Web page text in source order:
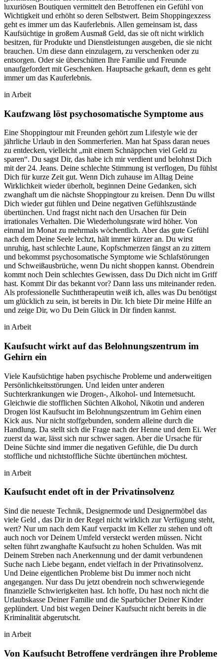
luxuriösen Boutiquen vermittelt den Betroffenen ein Gefühl von
Wichtigkeit und erhöht so deren Selbstwert. Beim Shoppingexzess
geht es immer um das Kauferlebnis. Allen gemeinsam ist, dass
Kaufsüchtige in großem Ausmaß Geld, das sie oft nicht wirklich
besitzen, für Produkte und Dienstleistungen ausgeben, die sie nicht
brauchen. Um diese dann einzulagern, zu verschenken oder zu
entsorgen. Oder sie überschütten Ihre Familie und Freunde
unaufgefordert mit Geschenken. Hauptsache gekauft, denn es geht
immer um das Kauferlebnis.
in Arbeit
Kaufzwang löst psychosomatische Symptome aus
Eine Shoppingtour mit Freunden gehört zum Lifestyle wie der
jährliche Urlaub in den Sommerferien. Man hat Spass daran neues
zu entdecken, vielleicht „mit einem Schnäppchen viel Geld zu
sparen“. Du sagst Dir, das habe ich mir verdient und belohnst Dich
mit der 24. Jeans. Deine schlechte Stimmung ist verflogen, Du fühlst
Dich für kurze Zeit gut. Wenn Dich zuhause im Alltag Deine
Wirklichkeit wieder überholt, beginnen Deine Gedanken, sich
zwanghaft um die nächste Shoppingtour zu kreisen. Denn Du willst
Dich wieder gut fühlen und Deine negativen Gefühlszustände
übertünchen. Und fragst nicht nach den Ursachen für Dein
irrationales Verhalten. Die Wiederholungsrate wird höher. Von
einmal im Monat zu mehrmals wöchentlich. Aber das gute Gefühl
nach dem Deine Seele lechzt, hält immer kürzer an. Du wirst
unruhig, hast schlechte Laune, Kopfschmerzen fängst an zu zittern
und bekommst psychosomatische Symptome wie Schlafstörungen
und Schweißausbrüche, wenn Du nicht shoppen kannst. Obendrein
kommt noch Dein schlechtes Gewissen, dass Du Dich nicht im Griff
hast. Kommt Dir das bekannt vor? Dann lass uns miteinander reden.
Als professionelle Suchttherapeutin weiß ich, alles was Du benötigst
um glücklich zu sein, ist bereits in Dir. Ich biete Dir meine Hilfe an
und zeige Dir, wo Du Dein Glück in Dir finden kannst.
in Arbeit
Kaufsucht wirkt auf das Belohnungszentrum im
Gehirn ein
Viele Kaufsüchtige haben psychische Probleme und anderweitigen
Persönlichkeitsstörungen. Und leiden unter anderen
Suchterkrankungen wie Drogen-, Alkohol- und Internetsucht.
Gleichwie die stofflichen Süchten Alkohol, Nikotin und anderen
Drogen löst Kaufsucht im Belohnungszentrum im Gehirn einen
Kick aus. Nur nicht stoffgebunden, sondern alleine durch die
Handlung. Da stellt sich die Frage nach der Henne und dem Ei. Wer
zuerst da war, lässt sich nur schwer sagen. Aber die Ursache für
Deine Süchte sind immer die negativen Gefühle, die Du durch
stoffliche und nichtstoffliche Süchte übertünchen möchtest.
in Arbeit
Kaufsucht endet oft in der Privatinsolvenz
Sind die neueste Technik, Designermode und Designermöbel das
viele Geld , das Dir in der Regel nicht wirklich zur Verfügung steht,
wert? Nur um nach dem Kauf verpackt im Keller zu stehen und oft
auch noch vor Deinem Umfeld versteckt werden müssen. Nicht
selten führt zwanghafte Kaufsucht zu hohen Schulden. Was mit
Deinem Streben nach Anerkennung und der damit verbundenen
Suche nach Liebe begann, endet vielfach in der Privatinsolvenz.
Und Deine eigentlichen Probleme bist Du immer noch nicht
angegangen. Nur dass Du jetzt obendrein noch schwerwiegende
finanzielle Schwierigkeiten hast. Ich hoffe, Du hast noch nicht die
Urlaubskasse Deiner Familie und die Sparbücher Deiner Kinder
geplündert. Und bist wegen Deiner Kaufsucht nicht bereits in die
Kriminalität abgerutscht.
in Arbeit
Von Kaufsucht Betroffene verdrängen ihre Probleme